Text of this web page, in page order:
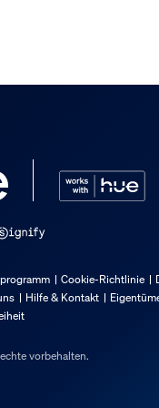
Cookie-Richtlinie
Hilfe & Kontakt
vorbehalten.